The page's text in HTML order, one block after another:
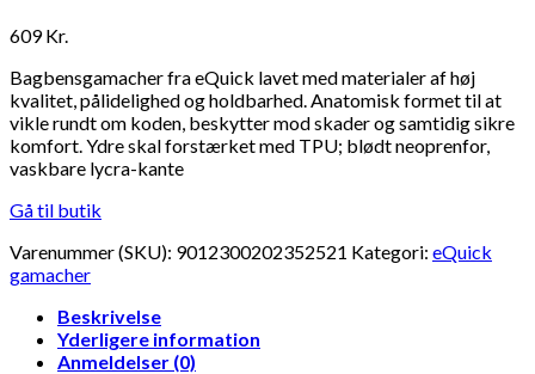
609Kr.
Bagbensgamacher fra eQuick lavet med materialer af høj
kvalitet, pålidelighed og holdbarhed. Anatomisk formet til at
vikle rundt om koden, beskytter mod skader og samtidig sikre
komfort. Ydre skal forstærket med TPU; blødt neoprenfor,
vaskbare lycra-kante
Gå til butik
Varenummer (SKU): 9012300202352521 Kategori: eQuick
gamacher
Beskrivelse
Yderligere information
Anmeldelser (0)